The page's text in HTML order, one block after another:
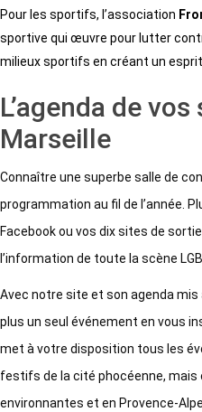
Pour les sportifs, l’association
sportive qui œuvre pour lutter
milieux sportifs en créant un
L’agenda de
Marseille
Connaître une superbe salle de
programmation au fil de l’année.
Facebook ou vos dix sites de
l’information de toute la scène
Avec notre site et son agenda
plus un seul événement en vous
met à votre disposition tous les
festifs de la cité phocéenne, mais
environnantes et en Provence-